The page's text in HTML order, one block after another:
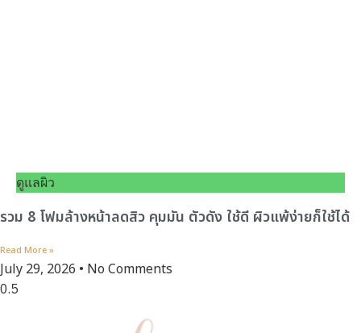
ดูแลผิว
รวม 8 โฟมล้างหน้าลดสิว คุมมัน ตัวดัง ใช้ดี ผิวแพ้ง่ายก็ใช้ได้
Read More »
July 29, 2026 No Comments